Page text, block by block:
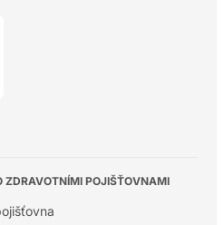
ZDRAVOTNÍMI POJIŠŤOVNAMI